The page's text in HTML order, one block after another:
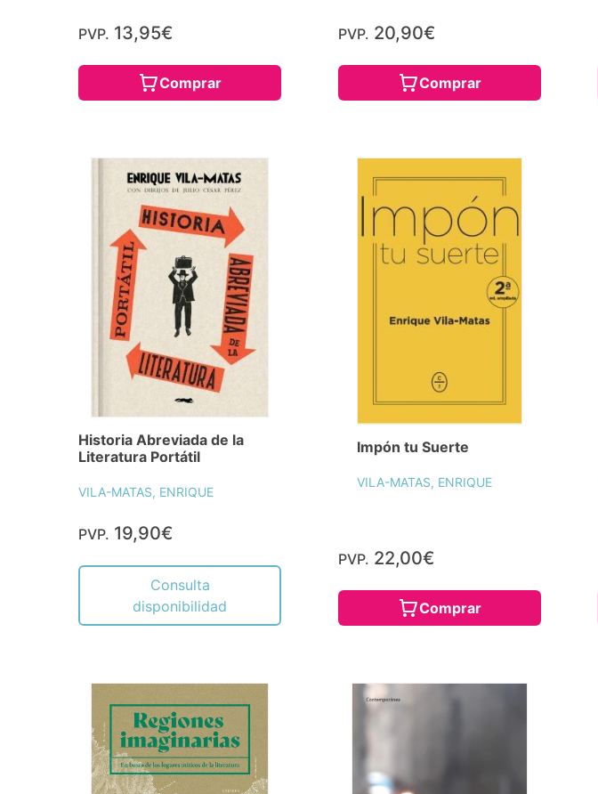
PVP. 13,95€
Comprar
PVP. 20,90€
Comprar
Historia Abreviada de la
Literatura Portátil
VILA-MATAS, ENRIQUE
PVP. 19,90€
Consulta
disponibilidad
Impón tu Suerte
VILA-MATAS, ENRIQUE
PVP. 22,00€
Comprar